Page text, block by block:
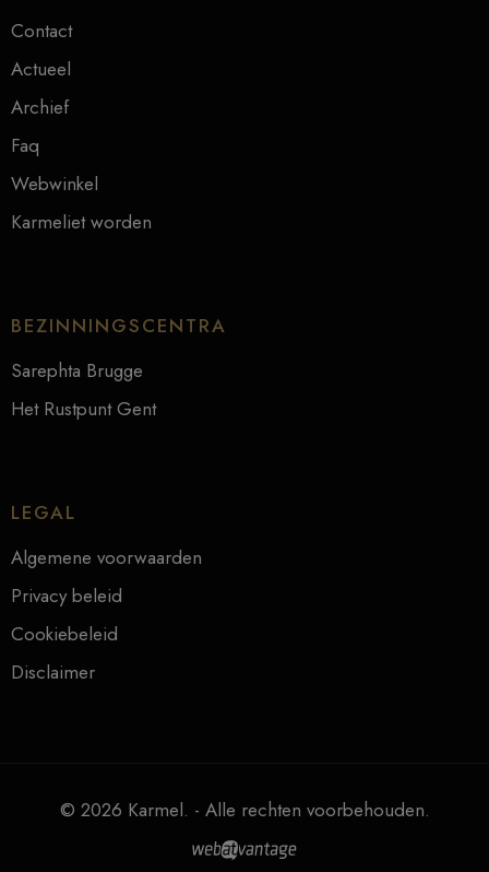
Contact
Actueel
Archief
Faq
Webwinkel
Karmeliet worden
BEZINNINGSCENTRA
Sarephta Brugge
Het Rustpunt Gent
LEGAL
Algemene voorwaarden
Privacy beleid
Cookiebeleid
Disclaimer
© 2026 Karmel. - Alle rechten voorbehouden.